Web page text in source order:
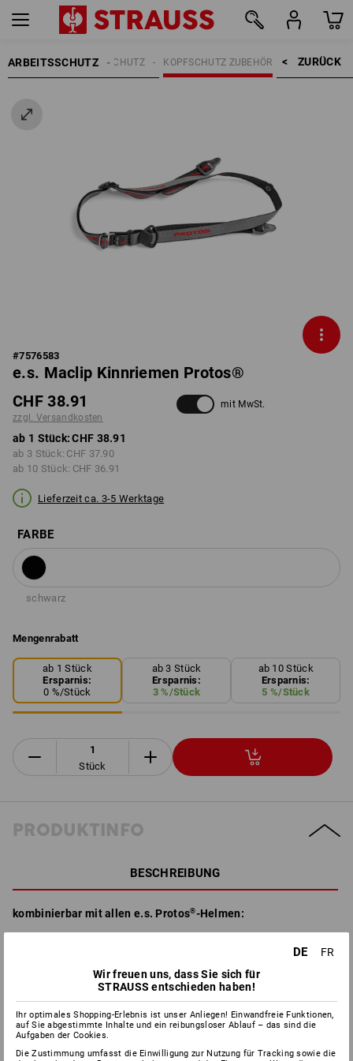
ARBEITSSCHUTZ ZURÜCK    >
KOPFSCHUTZ ZUBEHÖR
KOPFSCHUTZ
#7576583
e.s. Maclip Kinnriemen Protos®
CHF 38.91
zzgl. Versandkosten
mit MwSt.
ab 1 Stück: CHF 38.91
ab 3 Stück: CHF 37.90
ab 10 Stück: CHF 36.91
Lieferzeit ca. 3-5 Werktage
FARBE
schwarz
Mengenrabatt
ab 1 Stück
Ersparnis:
0 %/Stück
ab 3 Stück
Ersparnis:
3%/Stück
ab 10 Stück
Ersparnis:
5 %/Stück
Stück
PRODUKTINFO
BESCHREIBUNG
kombinierbar mit allen e.s. Protos®-Helmen:
hoher Tragekomfort durch spezielle 4-Punkt-Kinnriemen-
praktische Bedienung durch magnetisches
Verschlusssystem
DE
FR
Wir freuen uns, dass Sie sich für
STRAUSS entschieden haben!
Ihr optimales Shopping-Erlebnis ist unser Anliegen! Einwandfreie Funktionen,
auf Sie abgestimmte Inhalte und ein reibungsloser Ablauf – das sind die
Aufgaben der Cookies.
Die Zustimmung umfasst die Einwilligung zur Nutzung für Tracking sowie die